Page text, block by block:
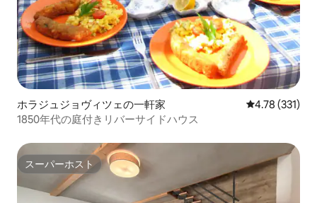
ホラジュジョヴィツェの一軒家 レビュー331
4.78 (331)
1850年代の庭付きリバーサイドハウス
スーパーホスト
スーパーホスト